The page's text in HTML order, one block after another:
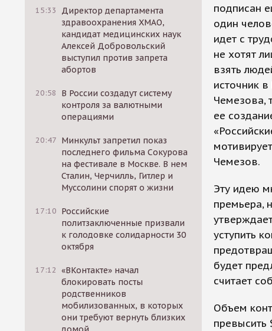
15:33
Директор департамента
здравоохранения ХМАО,
кандидат медицинских наук
Алексей Добровольский
выступил против запрета
абортов
20:58
В России создадут систему
контроля за валютными
операциями
20:47 Минкульт запретил показ
последнего фильма Сокурова
на фестивале в Москве. В нем
Сталин, Черчилль, Гитлер и
Муссолини спорят о жизни
17:10 Российские
политзаключенные призвали
к голодовке солидарности 30
октября
17:12 «ВКонтакте» начал
блокировать посты
родственников
мобилизованных, в которых
они требуют вернуть близких
подписан
один
идет с
не хотят
взять
источник
Чемезова,
ее
Чемезов.
Эту идею
премьера,
уступить
будет
считает
Объем
превысить